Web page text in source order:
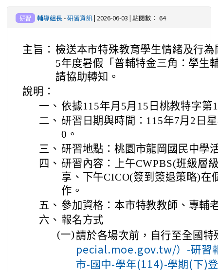
研習 輔導組長-研習資訊| 2026-06-03 | 點閱數： 64
主旨： 檢送本市特殊教育學生情緒及行
5年度暑假「普輔特金三角：學生
請協助轉知。
說明：
一、 依據115年月5月15日桃教特字第
二、 研習日期與時間：115年7月2日
0。
三、 研習地點：桃園市龍岡國民中學
四、 研習內容：上午CWPBS(班級層
享、下午CICO(簽到簽退策略)在
作。
五、 參加資格：本市特教教師、專輔
六、 報名方式
(一) 請於各場次前，自行至全國特
pecial.moe.gov.tw/）-研習
市-國中-學年(114)-學期(下)